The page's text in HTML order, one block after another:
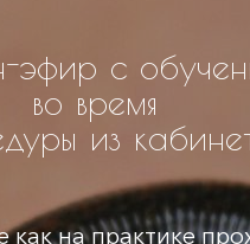
эфир с
во время
из
как на практике